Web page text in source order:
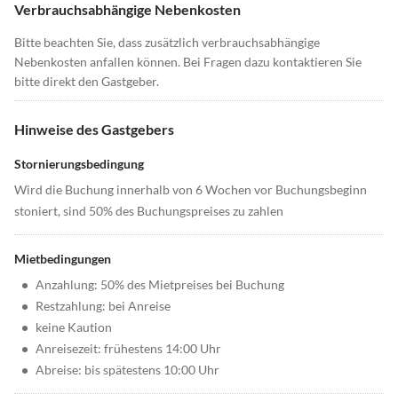
Verbrauchsabhängige Nebenkosten
Bitte beachten Sie, dass zusätzlich verbrauchsabhängige
Nebenkosten anfallen können. Bei Fragen dazu kontaktieren Sie
bitte direkt den Gastgeber.
Hinweise des Gastgebers
Stornierungsbedingung
Wird die Buchung innerhalb von 6 Wochen vor Buchungsbeginn
stoniert, sind 50% des Buchungspreises zu zahlen
Mietbedingungen
• Anzahlung: 50% des Mietpreises bei Buchung
• Restzahlung: bei Anreise
• keine Kaution
• Anreisezeit: frühestens 14:00 Uhr
• Abreise: bis spätestens 10:00 Uhr